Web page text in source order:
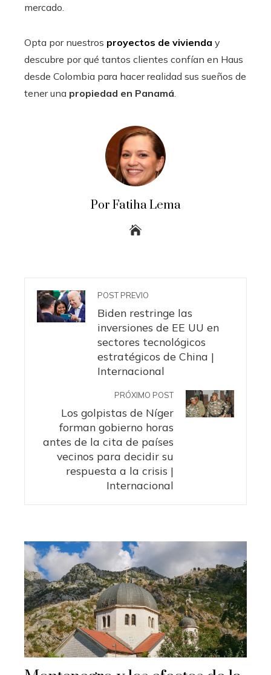
mercado.
Opta por nuestros proyectos de vivienda y
descubre por qué tantos clientes confían en Haus
desde Colombia para hacer realidad sus sueños de
tener una propiedad en Panamá
Por Fatiha Lema
POST PREVIO
Biden restringe las
inversiones de EE UU en
sectores tecnológicos
estratégicos de China |
Internacional
PRÓXIMO POST
Los golpistas de Níger
forman gobierno horas
antes de la cita de países
vecinos para decidir su
respuesta a la crisis |
Internacional